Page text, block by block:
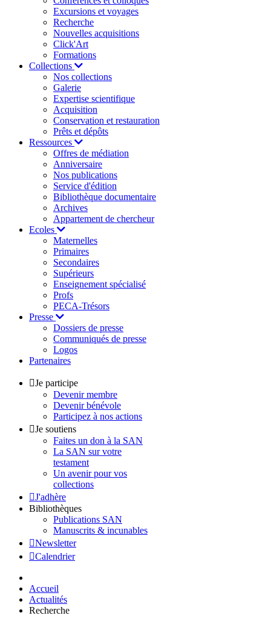
Excursions et voyages
Recherche
Nouvelles acquisitions
Click'Art
Formations
Collections
Nos collections
Galerie
Expertise scientifique
Acquisition
Conservation et restauration
Prêts et dépôts
Ressources
Offres de médiation
Anniversaire
Nos publications
Service d'édition
Bibliothèque documentaire
Archives
Appartement de chercheur
Ecoles
Maternelles
Primaires
Secondaires
Supérieurs
Enseignement spécialisé
Profs
PECA-Trésors
Presse
Dossiers de presse
Communiqués de presse
Logos
Partenaires
Je participe
Devenir membre
Devenir bénévole
Participez à nos actions
Je soutiens
Faites un don à la SAN
La SAN sur votre
testament
Un avenir pour vos
collections
J'adhère
Bibliothèques
Publications SAN
Manuscrits & incunables
Newsletter
Calendrier
Accueil
Actualités
Recherche